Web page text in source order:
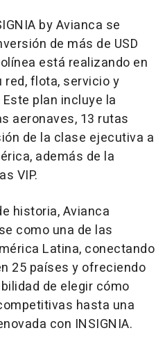
by Avianca se
de más de USD
está realizando en
flota, servicio y
plan incluye la
aeronaves, 13 rutas
de la clase ejecutiva a
además de la
VIP.
historia, Avianca
como una de las
Latina, conectando
25 países y ofreciendo
de elegir cómo
hasta una
con INSIGNIA.